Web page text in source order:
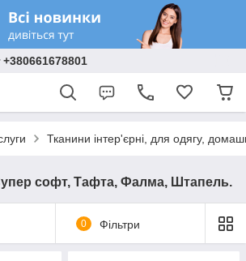
Тканини інтер'єрні, для одягу,
софт, Тафта, Фалма, Штапель.
0 Фільтри